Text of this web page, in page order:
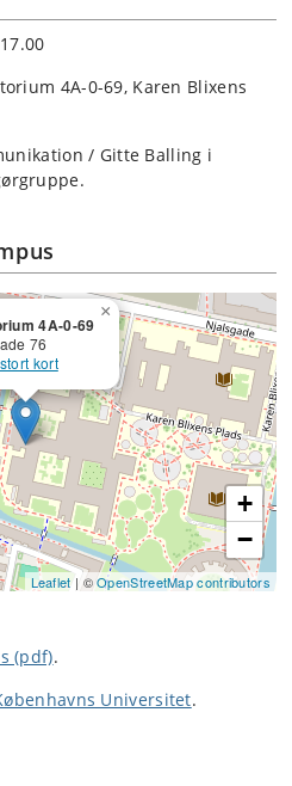
4A-0-69, Karen Blixens
/ Gitte Balling i
4A-0-69
76
kort
×
+
−
Leaflet| ©OpenStreetMap contributors
(pdf).
Universitet.